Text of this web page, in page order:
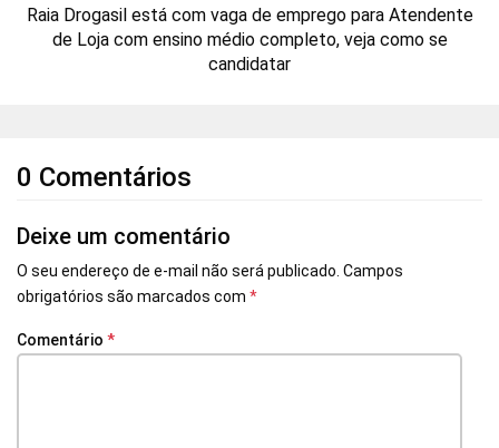
Raia Drogasil está com vaga de emprego para Atendente
de Loja com ensino médio completo, veja como se
candidatar
0 Comentários
Deixe um comentário
O seu endereço de e-mail não será publicado. Campos
obrigatórios são marcados com *
Comentário *